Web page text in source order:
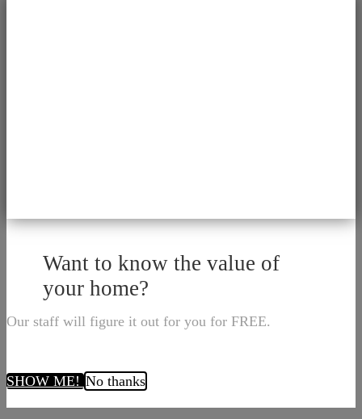
Want to know the value of
your home?
Our staff will figure it out for you for FREE.
SHOW ME!No thanks